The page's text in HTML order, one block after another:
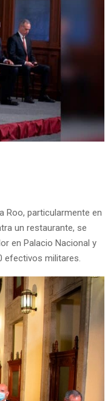
Roo, particularmente en
un restaurante, se
en Palacio Nacional y
efectivos militares.